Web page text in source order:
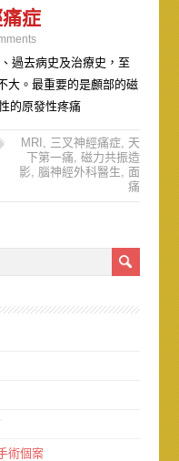
症
過去病史及治療史，至
大。最重要的是顱部的磁
的原發性疼痛
MRI 三叉神經痛症 天
下第一痛 ,磁力共振造
影
腦神經外科醫生 ,面
痛
術個案